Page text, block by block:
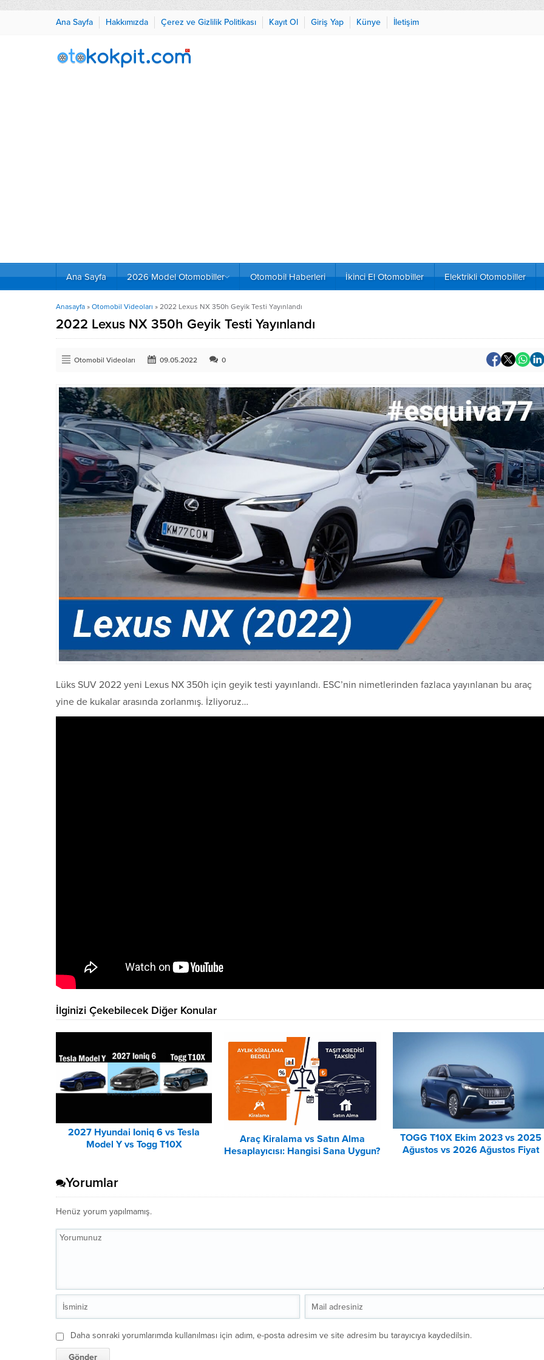
Ana Sayfa Hakkımızda Çerez ve Gizlilik Politikası Kayıt Ol Giriş Yap Künye İletişim
Ana Sayfa 2026 Model Otomobiller Otomobil Haberleri İkinci El Otomobiller Elektrikli Otomobiller
Anasayfa » Otomobil Videoları » 2022 Lexus NX 350h Geyik Testi Yayınlandı
2022 Lexus NX 350h Geyik Testi Yayınlandı
Otomobil Videoları 09.05.2022 0
Lüks SUV 2022 yeni Lexus NX 350h için geyik testi yayınlandı. ESC’nin nimetlerinden fazlaca yayınlanan bu araç
yine de kukalar arasında zorlanmış. İzliyoruz…
İlginizi Çekebilecek Diğer Konular
2027 Hyundai Ioniq 6 vs Tesla
Model Y vs Togg T10X
Araç Kiralama vs Satın Alma
Hesaplayıcısı: Hangisi Sana Uygun?
TOGG T10X Ekim 2023 vs 2025
Ağustos vs 2026 Ağustos Fiyat
Yorumlar
Henüz yorum yapılmamış.
Daha sonraki yorumlarımda kullanılması için adım, e-posta adresim ve site adresim bu tarayıcıya kaydedilsin.
2027 Renault Boreal vs
Duster vs Nissan
Qashqai Karşılaştırması
Sadece Bir
Üretildi: Audi RS 8